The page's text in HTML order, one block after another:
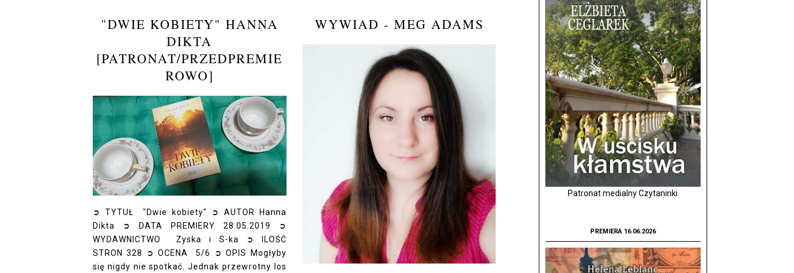
"DWIE KOBIETY" HANNA
DIKTA
[PATRONAT/PRZEDPREMIE
ROWO]
➲ TYTUŁ "Dwie kobiety" ➲ AUTOR Hanna
Dikta ➲ DATA PREMIERY 28.05.2019 ➲
WYDAWNICTWO Zyska i S-ka ➲ ILOŚĆ
STRON 328 ➲ OCENA 5/6 ➲ OPIS Mogłyby
się nigdy nie spotkać. Jednak przewrotny los
WYWIAD - MEG ADAMS
Patronat medialny Czytaninki
PREMIERA 16.06.2026